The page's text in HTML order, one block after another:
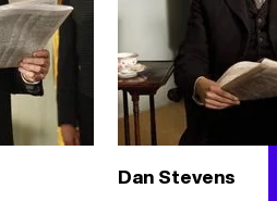
Dan Stevens